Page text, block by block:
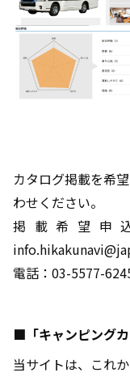
カタログ掲載を希
わせください。
掲載希望申
電話：03-5577-
■「キャンピング
当サイトは、これ